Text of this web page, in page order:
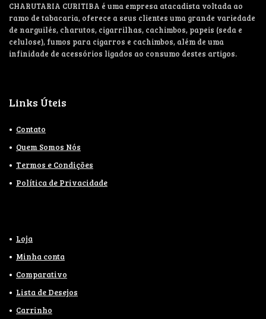
CHARUTARIA CURITIBA é uma empresa atacadista voltada ao
ramo de tabacaria, oferece a seus clientes uma grande variedade
de narguilés, charutos, cigarrilhas, cachimbos, papeis (seda e
celulose), fumos para cigarros e cachimbos, além de uma
infinidade de acessórios ligados ao consumo destes artigos.
Links Úteis
Contato
Quem Somos Nós
Termos e Condições
Política de Privacidade
Loja
Minha conta
Comparativo
Lista de Desejos
Carrinho